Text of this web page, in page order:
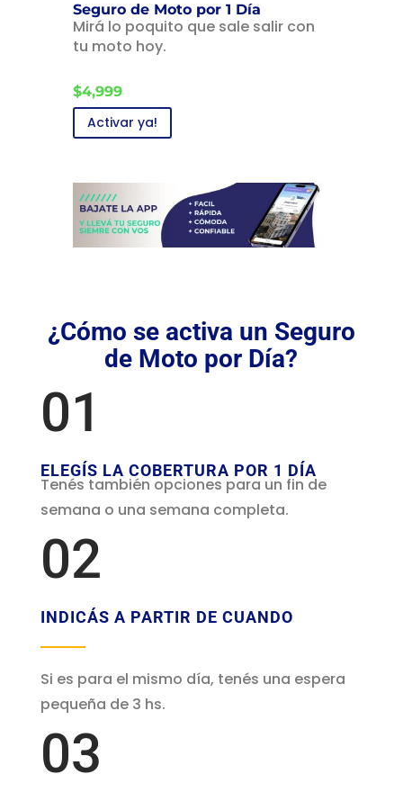
Seguro de Moto por 1 Día
Mirá lo poquito que sale salir con
tu moto hoy.
$4,999
Activar ya!
¿Cómo se activa un Seguro
de Moto por Día?
01
ELEGÍS LA COBERTURA POR 1 DÍA
Tenés también opciones para un fin de
semana o una semana completa.
02
INDICÁS A PARTIR DE CUANDO
Si es para el mismo día, tenés una espera
pequeña de 3 hs.
03